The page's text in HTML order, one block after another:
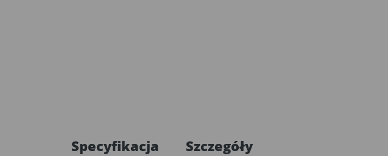
Specyfikacja Szczegóły